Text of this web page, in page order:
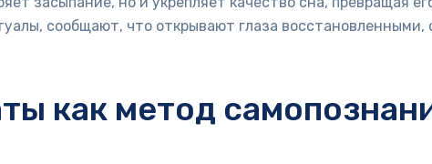
сообщают, что открывают глаза восстановленными,
как метод